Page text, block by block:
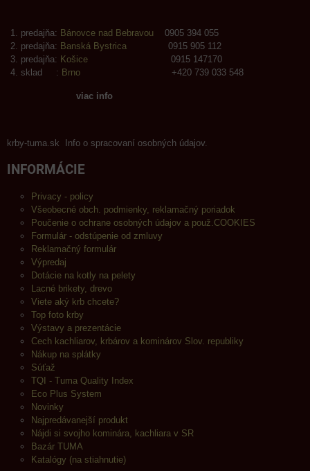
predajňa: Bánovce nad Bebravou 0905 394 055
predajňa: Banská Bystrica 0915 905 112
predajňa: Košice 0915 147170
sklad : Brno +420 739 033 548
viac info
krby-tuma.sk Info o spracovaní osobných údajov.
INFORMÁCIE
Privacy - policy
Všeobecné obch. podmienky, reklamačný poriadok
Poučenie o ochrane osobných údajov a použ.COOKIES
Formulár - odstúpenie od zmluvy
Reklamačný formulár
Výpredaj
Dotácie na kotly na pelety
Lacné brikety, drevo
Viete aký krb chcete?
Top foto krby
Výstavy a prezentácie
Cech kachliarov, krbárov a kominárov Slov. republiky
Nákup na splátky
Súťaž
TQI - Tuma Quality Index
Eco Plus System
Novinky
Najpredávanejší produkt
Nájdi si svojho kominára, kachliara v SR
Bazár TUMA
Katalógy (na stiahnutie)